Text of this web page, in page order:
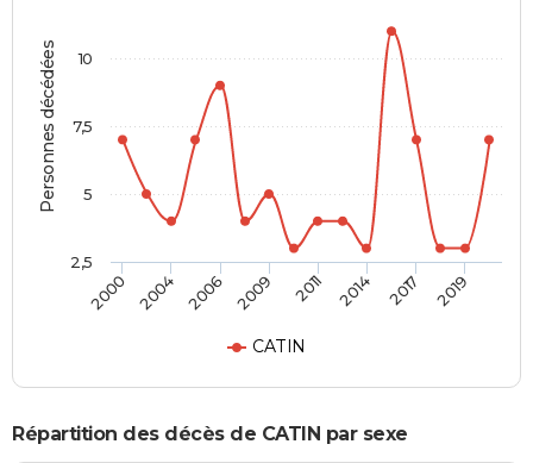
Personnes décédées
CATIN
2000 2004 2006 2009 2011 2014 2017 2019
2,5
5
7,5
10
Répartition des décès de CATIN par sexe